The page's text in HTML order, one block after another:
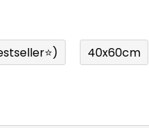
40x60cm